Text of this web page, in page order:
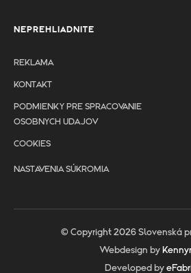
NEPREHLIADNITE
REKLAMA
KONTAKT
PODMIENKY PRE SPRACOVANIE
OSOBNYCH UDAJOV
COOKIES
NASTAVENIA SÚKROMIA
© Copyright 2026 Slovenská
Webdesign by
Developed by